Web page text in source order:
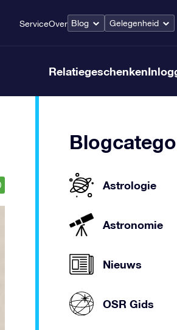
ServiceOver Blog Gelegenheid
Relatiegeschenken
Astrologie
Astronomie
Nieuws
OSR Gids